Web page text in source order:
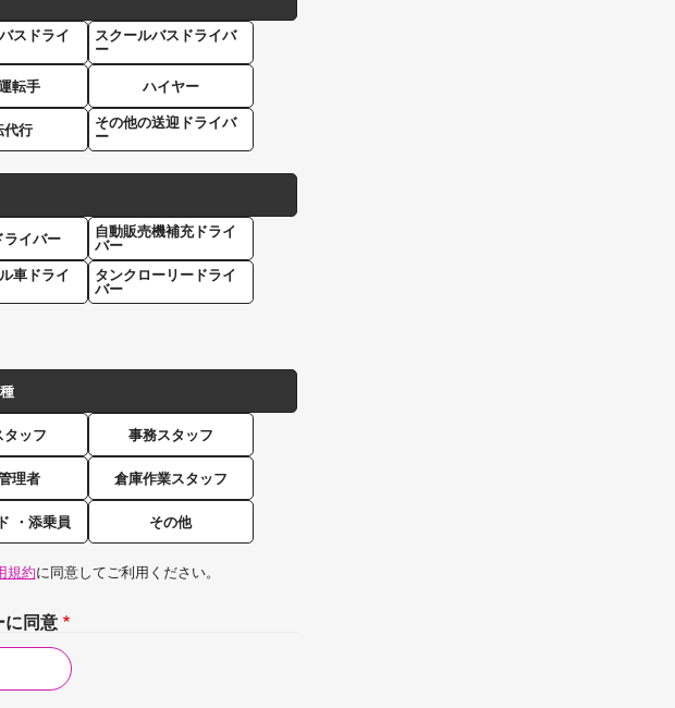
スドライ
スクールバスドライバ
ー
転手 ハイヤー
代行
その他の送迎ドライバ
ー
ライバー
自動販売機補充ドライ
バー
車ドライ
タンクローリードライ
バー
タッフ 事務スタッフ
理者 倉庫作業スタッフ
・添乗員 その他
規約に同意してご利用ください。
に同意